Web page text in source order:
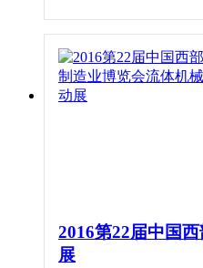
2016第22届中国
展